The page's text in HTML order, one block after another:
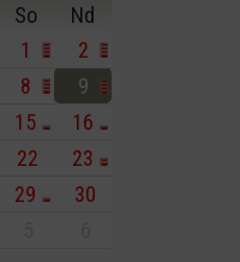
So
Nd
1
2
8
9
15
16
22
23
29
30